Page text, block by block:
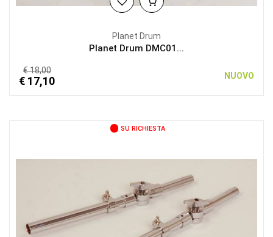
Planet Drum
Planet Drum DMC01...
€ 18,00
€ 17,10 NUOVO
SU RICHIESTA